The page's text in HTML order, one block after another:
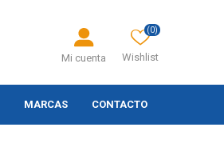
Mi cuenta Wishlist
(0)
MARCAS CONTACTO